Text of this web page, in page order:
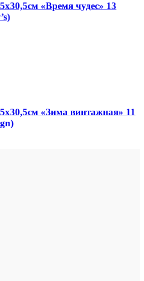
«Время чудес» 13
«Зима винтажная» 11